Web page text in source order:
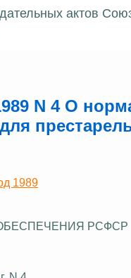
актов
N 4 О
1989
РСФСР